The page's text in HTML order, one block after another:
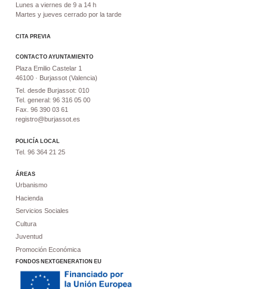
Lunes a viernes de 9 a 14 h
Martes y jueves cerrado por la tarde
CITA PREVIA
CONTACTO AYUNTAMIENTO
Plaza Emilio Castelar 1
46100 · Burjassot (Valencia)
Tel. desde Burjassot: 010
Tel. general: 96 316 05 00
Fax. 96 390 03 61
registro@burjassot.es
POLICÍA LOCAL
Tel. 96 364 21 25
ÁREAS
Urbanismo
Hacienda
Servicios Sociales
Cultura
Juventud
Promoción Económica
FONDOS NEXTGENERATION EU